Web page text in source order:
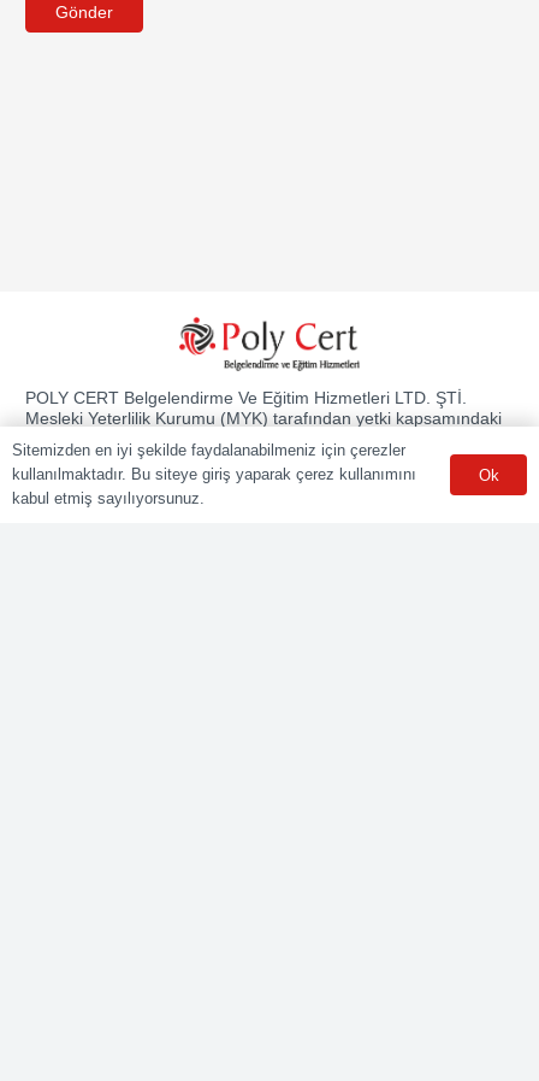
Gönder
POLY CERT Belgelendirme Ve Eğitim Hizmetleri LTD. ŞTİ.
Mesleki Yeterlilik Kurumu (MYK) tarafından yetki kapsamındaki
yürüten Yetkilendirilmiş Belgelendirme Kuruluşudur.
Kurumsal
Sitemizden en iyi şekilde faydalanabilmeniz için çerezler
kullanılmaktadır. Bu siteye giriş yaparak çerez kullanımını
kabul etmiş sayılıyorsunuz.
Ok